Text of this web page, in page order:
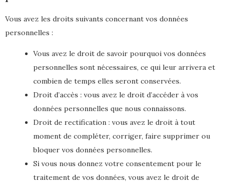
Vous avez les droits suivants concernant vos données
personnelles :
Vous avez le droit de savoir pourquoi vos données
personnelles sont nécessaires, ce qui leur arrivera et
combien de temps elles seront conservées.
Droit d’accès : vous avez le droit d’accéder à vos
données personnelles que nous connaissons.
Droit de rectification : vous avez le droit à tout
moment de compléter, corriger, faire supprimer ou
bloquer vos données personnelles.
Si vous nous donnez votre consentement pour le
traitement de vos données, vous avez le droit de